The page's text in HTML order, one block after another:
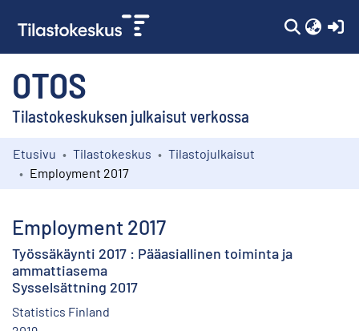
OTOS
Tilastokeskuksen julkaisut verkossa
Kokoelmat
Etusivu Tilastokeskus
Tilastojulkaisut
Employment 2017
Employment 2017
Työssäkäynti 2017 : Pääasiallinen toiminta ja
ammattiasema
Sysselsättning 2017
Statistics Finland